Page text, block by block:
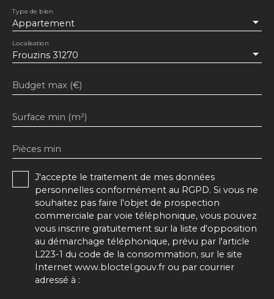
Appartement
Type de bien
Frouzins 31270
Localisation
Budget max (€)
Surface min (m²)
Pièces min
J'accepte le traitement de mes données
personnelles conformément au RGPD. Si vous ne
souhaitez pas faire l'objet de prospection
commerciale par voie téléphonique, vous pouvez
vous inscrire gratuitement sur la liste d'opposition
au démarchage téléphonique, prévu par l'article
L223-1 du code de la consommation, sur le site
Internet www.bloctel.gouv.fr ou par courrier
adressé à :